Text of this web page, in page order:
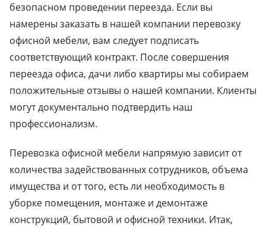
безопасном проведении переезда. Если вы
намерены заказать в нашей компании перевозку
офисной мебели, вам следует подписать
соответствующий контракт. После совершения
переезда офиса, дачи либо квартиры мы собираем
положительные отзывы о нашей компании. Клиенты
могут документально подтвердить наш
профессионализм.
Перевозка офисной мебели напрямую зависит от
количества задействованных сотрудников, объема
имущества и от того, есть ли необходимость в
уборке помещения, монтаже и демонтаже
конструкций, бытовой и офисной техники. Итак,